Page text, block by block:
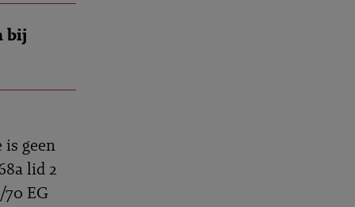
bij
is geen
lid 2
EG